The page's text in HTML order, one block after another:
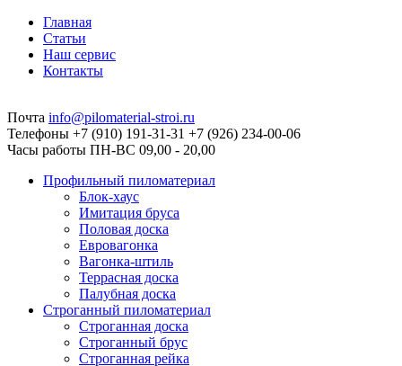
Главная
Статьи
Наш сервис
Контакты
Почта info@pilomaterial-stroi.ru
Телефоны +7 (910) 191-31-31 +7 (926) 234-00-06
Часы работы ПН-ВС 09,00 - 20,00
Профильный пиломатериал
Блок-хаус
Имитация бруса
Половая доска
Евровагонка
Вагонка-штиль
Террасная доска
Палубная доска
Строганный пиломатериал
Строганная доска
Строганный брус
Строганная рейка